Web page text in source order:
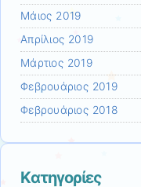
Μάιος 2019
Απρίλιος 2019
Μάρτιος 2019
Φεβρουάριος 2019
Φεβρουάριος 2018
Kατηγορίες